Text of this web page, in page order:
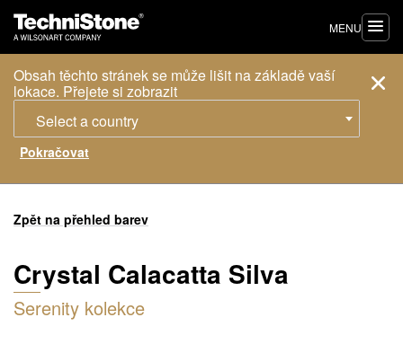
Obsah těchto stránek se může lišit na základě vaší
lokace. Přejete si zobrazit
Select a country
MENU
Zpět na přehled barev
Crystal Calacatta Silva
Serenity kolekce